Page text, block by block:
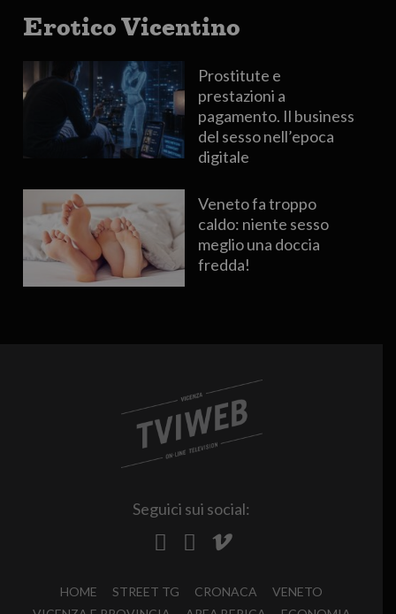
Erotico Vicentino
Prostitute e
prestazioni a
pagamento. Il business
del sesso nell’epoca
digitale
Veneto fa troppo
caldo: niente sesso
meglio una doccia
fredda!
Seguici sui social:
HOME STREET TG CRONACA
VENETO